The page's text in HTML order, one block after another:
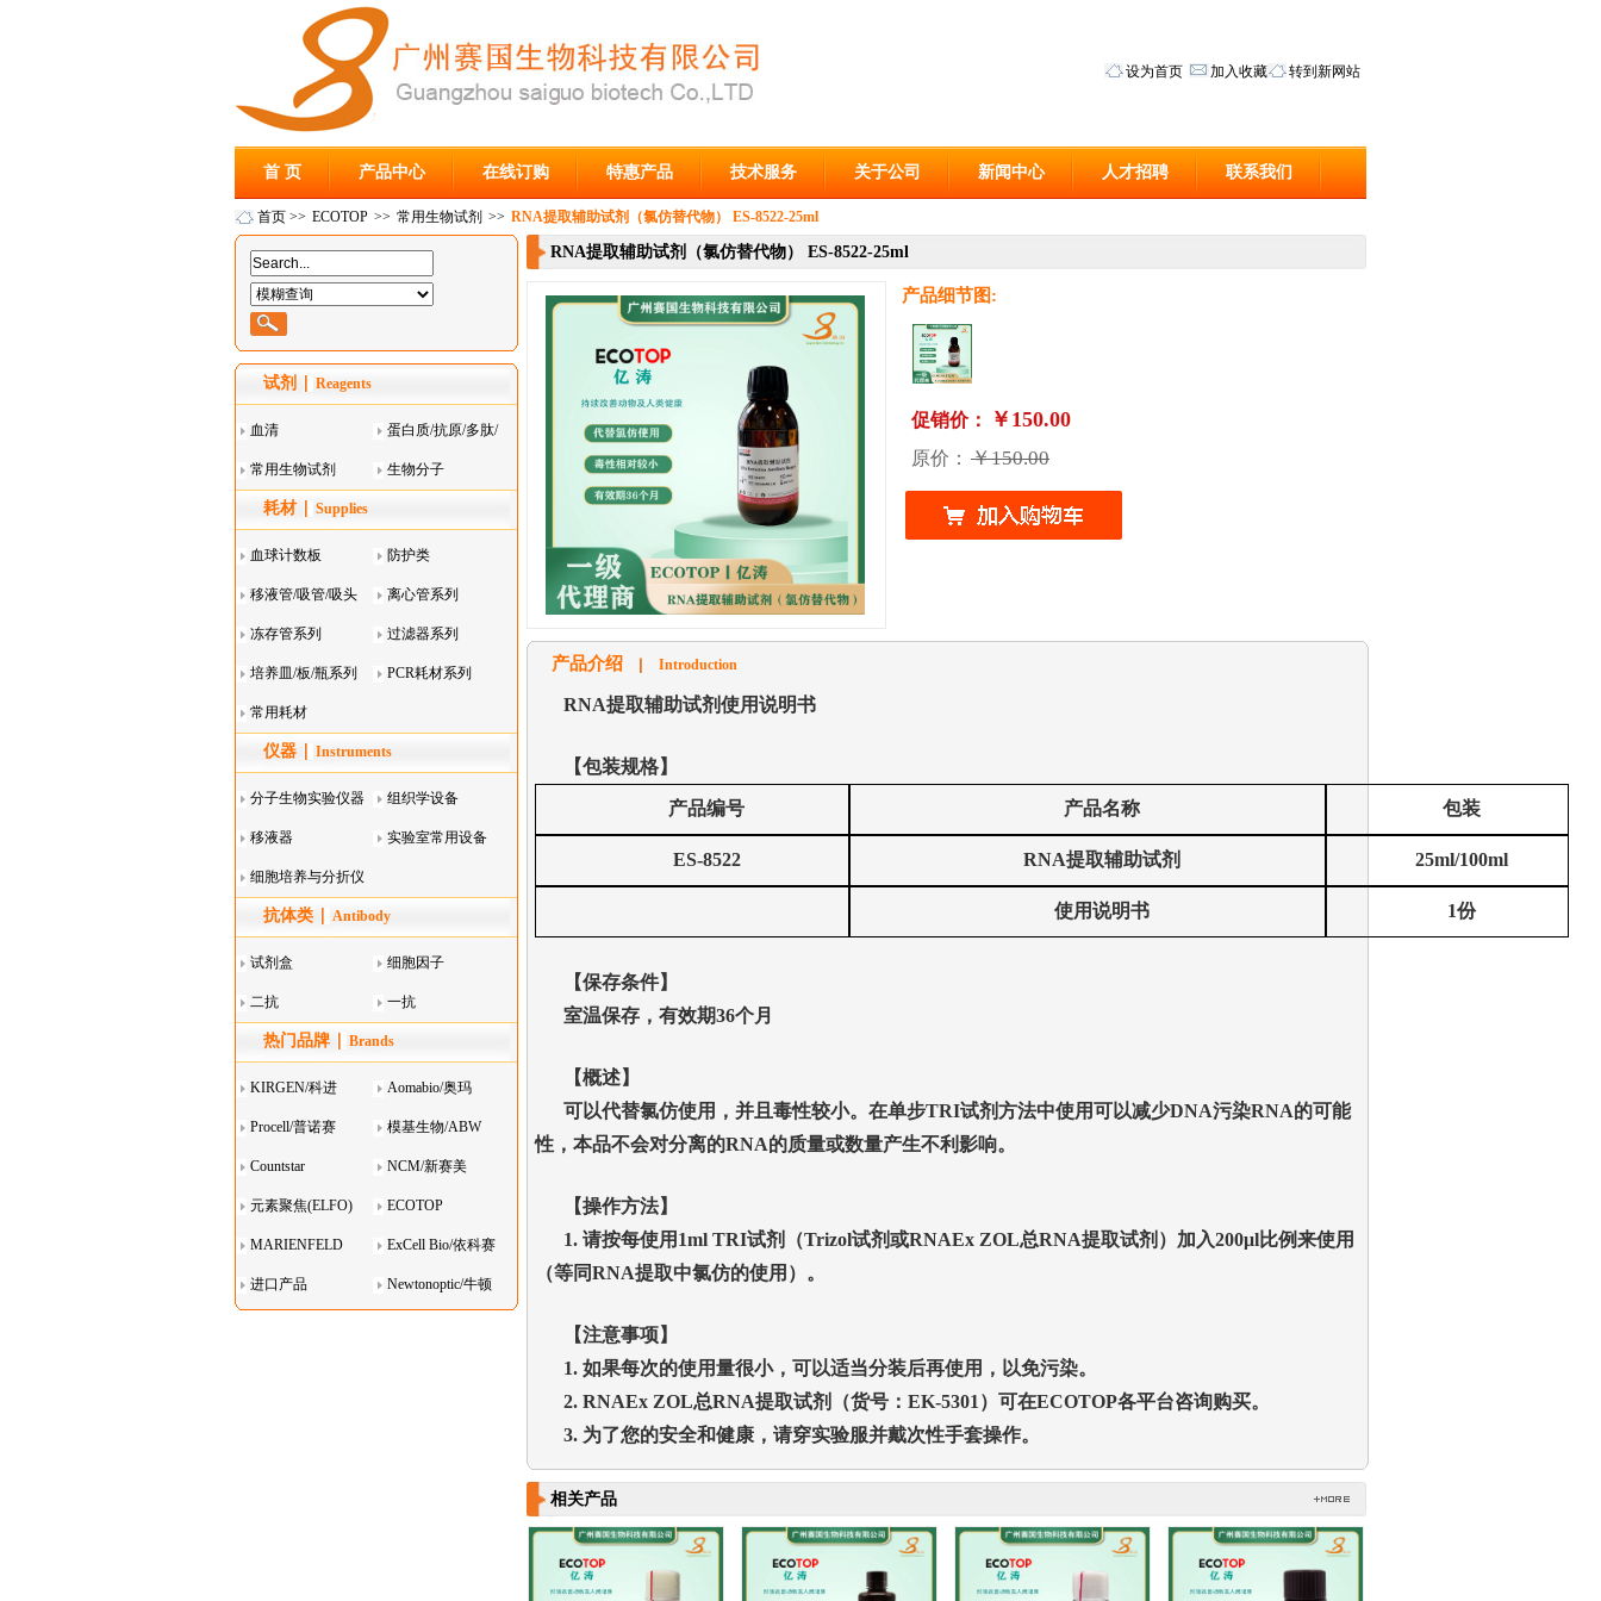
设为首页 加入收藏 转到新网站
首 页 产品中心 在线订购 特惠产品 技术服务 关于公司 新闻中心 人才招聘 联系我们
首页 >> ECOTOP >> 常用生物试剂 >> RNA提取辅助试剂（氯仿替代物） ES-8522-25ml
试剂 Reagents
血清 蛋白质/抗原/多肽/
酶
常用生物试剂 生物分子
耗材 Supplies
血球计数板 防护类
移液管/吸管/吸头
系列
离心管系列
冻存管系列 过滤器系列
培养皿/板/瓶系列 PCR耗材系列
常用耗材
仪器 Instruments
分子生物实验仪器 组织学设备
移液器 实验室常用设备
细胞培养与分折仪
器叠
抗体类 Antibody
试剂盒 细胞因子
二抗 一抗
热门品牌 Brands
KIRGEN/科进 Aomabio/奥玛
Procell/普诺赛 模基生物/ABW
Countstar NCM/新赛美
元素聚焦(ELFO) ECOTOP
MARIENFELD ExCell Bio/依科赛
进口产品 Newtonoptic/牛顿
RNA提取辅助试剂（氯仿替代物） ES-8522-25ml
产品细节图:
促销价： ￥150.00
原价： ￥150.00
产品介绍 Introduction
RNA提取辅助试剂使用说明书
【包装规格】
产品编号 产品名称 包装
ES-8522 RNA提取辅助试剂 25ml/100ml
使用说明书 1份
【保存条件】
室温保存，有效期36个月
【概述】
可以代替氯仿使用，并且毒性较小。在单步TRI试剂方法中使用可以减少DNA污染RNA的可能
性 ，本品不会对分离的RNA的质量或数量产生不利影响。
【操作方法】
1. 请按每使用1ml TRI试剂（Trizol试剂或RNAEx ZOL总RNA提取试剂 ） 加入200μl比例来使用
（等同RNA提取中氯仿的使用） 。
【注意事项】
1. 如果每次的使用量很小，可以适当分装后再使用，以免污染。
2. RNAEx ZOL总RNA提取试剂（货号： EK-5301 ）可在ECOTOP各平台咨询购买。
3. 为了您的安全和健康，请穿实验服并戴次性手套操作。
相关产品